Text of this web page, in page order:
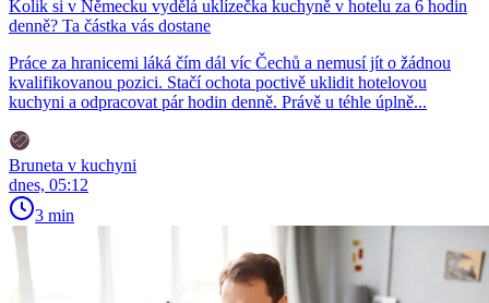
Kolik si v Německu vydělá uklízečka kuchyně v hotelu za 6 hodin
denně? Ta částka vás dostane
Práce za hranicemi láká čím dál víc Čechů a nemusí jít o žádnou
kvalifikovanou pozici. Stačí ochota poctivě uklidit hotelovou
kuchyni a odpracovat pár hodin denně. Právě u téhle úplně...
Bruneta v kuchyni
dnes, 05:12
3 min